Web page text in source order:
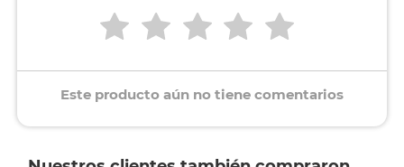
Este producto aún no tiene comentarios